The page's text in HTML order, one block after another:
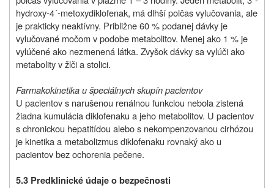
hydroxy-4´-metoxydiklofenak, má dlhší polčas vylučovania, ale
je prakticky neaktívny. Približne 60 % podanej dávky je
vylučované močom v podobe metabolitov. Menej ako 1 % je
vylúčené ako nezmenená látka. Zvyšok dávky sa vylúči ako
metabolity v žlči a stolici.
Farmakokinetika u špeciálnych skupín pacientov
U pacientov s narušenou renálnou funkciou nebola zistená
žiadna kumulácia diklofenaku a jeho metabolitov. U pacientov
s chronickou hepatitídou alebo s nekompenzovanou cirhózou
je kinetika a metabolizmus diklofenaku rovnaký ako u
pacientov bez ochorenia pečene.
5.3 Predklinické údaje o bezpečnosti